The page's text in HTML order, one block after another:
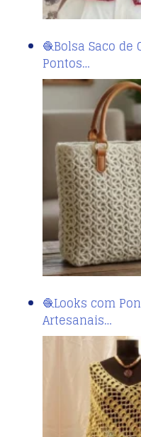
🧶Bolsa Saco
Pontos…
🧶Looks com
Artesanais…